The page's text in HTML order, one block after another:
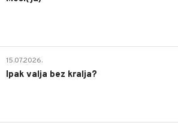
15.07.2026.
Ipak valja bez kralja?